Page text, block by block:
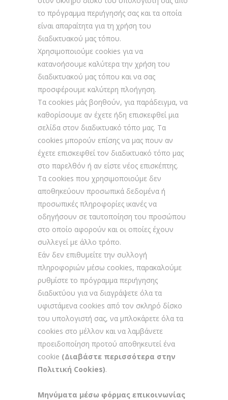
το πρόγραμμα περιήγησής σας και τα οποία
είναι απαραίτητα για τη χρήση του
διαδικτυακού μας τόπου.
Χρησιμοποιούμε cookies για να
κατανοήσουμε καλύτερα την χρήση του
διαδικτυακού μας τόπου και να σας
προσφέρουμε καλύτερη πλοήγηση.
Τα cookies μάς βοηθούν, για παράδειγμα, να
καθορίσουμε αν έχετε ήδη επισκεφθεί μια
σελίδα στον διαδικτυακό τόπο μας. Τα
cookies μπορούν επίσης να μας πουν αν
έχετε επισκεφθεί τον διαδικτυακό τόπο μας
στο παρελθόν ή αν είστε νέος επισκέπτης.
Τα cookies που χρησιμοποιούμε δεν
αποθηκεύουν προσωπικά δεδομένα ή
προσωπικές πληροφορίες ικανές να
οδηγήσουν σε ταυτοποίηση του προσώπου
στο οποίο αφορούν και οι οποίες έχουν
συλλεγεί με άλλο τρόπο.
Εάν δεν επιθυμείτε την συλλογή
πληροφοριών μέσω cookies, παρακαλούμε
ρυθμίστε το πρόγραμμα περιήγησης
διαδικτύου για να διαγράψετε όλα τα
υφιστάμενα cookies από τον σκληρό δίσκο
του υπολογιστή σας, να μπλοκάρετε όλα τα
cookies στο μέλλον και να λαμβάνετε
προειδοποίηση προτού αποθηκευτεί ένα
cookie (Διαβάστε περισσότερα στην
Πολιτική Cookies).
Μηνύματα μέσω φόρμας επικοινωνίας